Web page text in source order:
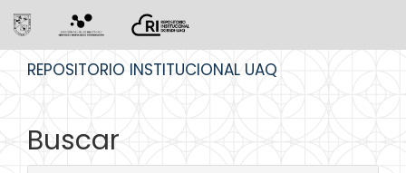
REPOSITORIO INSTITUCIONAL UAQ
Buscar